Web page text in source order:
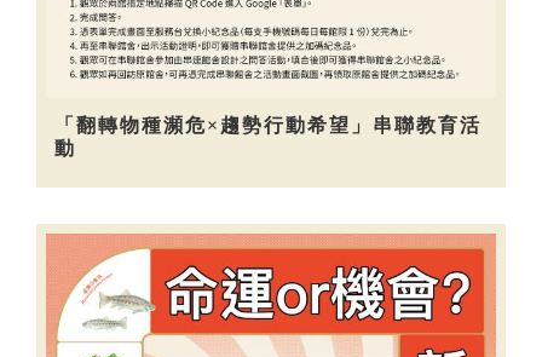
「翻轉物種瀕危×趨勢行動希望」串聯教育活
動